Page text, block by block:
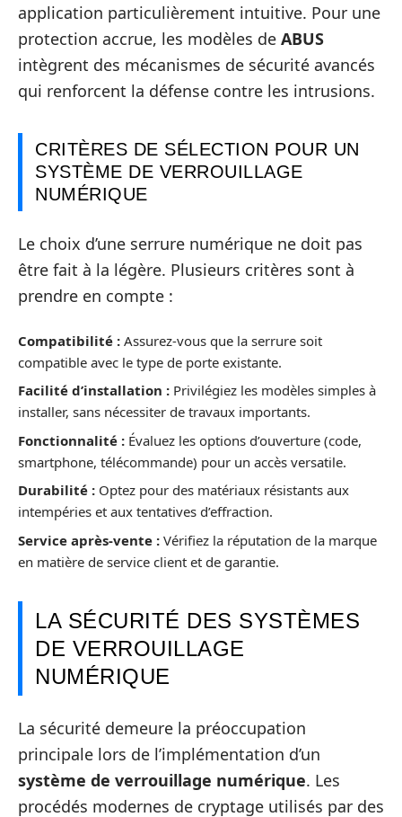
application particulièrement intuitive. Pour une
protection accrue, les modèles de ABUS
intègrent des mécanismes de sécurité avancés
qui renforcent la défense contre les intrusions.
CRITÈRES DE SÉLECTION POUR UN
SYSTÈME DE VERROUILLAGE
NUMÉRIQUE
Le choix d’une serrure numérique ne doit pas
être fait à la légère. Plusieurs critères sont à
prendre en compte :
Compatibilité : Assurez-vous que la serrure soit
compatible avec le type de porte existante.
Facilité d’installation : Privilégiez les modèles simples à
installer, sans nécessiter de travaux importants.
Fonctionnalité : Évaluez les options d’ouverture (code,
smartphone, télécommande) pour un accès versatile.
Durabilité : Optez pour des matériaux résistants aux
intempéries et aux tentatives d’effraction.
Service après-vente : Vérifiez la réputation de la marque
en matière de service client et de garantie.
LA SÉCURITÉ DES SYSTÈMES
DE VERROUILLAGE
NUMÉRIQUE
La sécurité demeure la préoccupation
principale lors de l’implémentation d’un
système de verrouillage numérique. Les
procédés modernes de cryptage utilisés par des